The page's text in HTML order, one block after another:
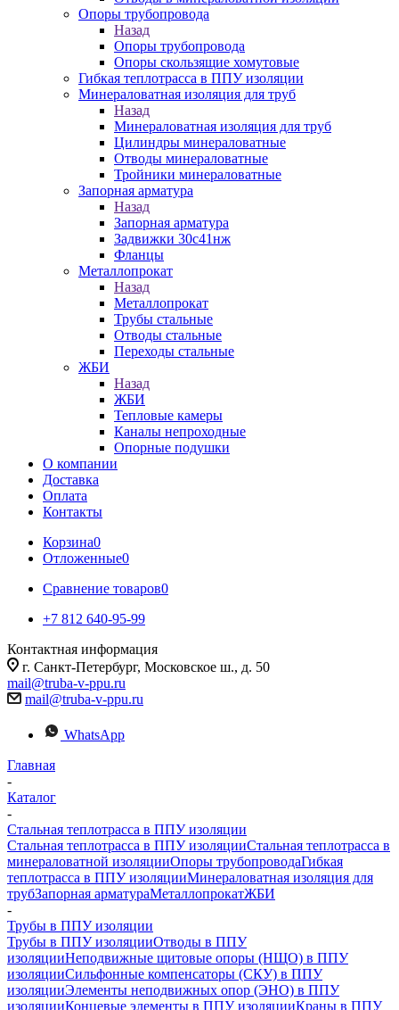
Опоры трубопровода
Назад
Опоры трубопровода
Опоры скользящие хомутовые
Гибкая теплотрасса в ППУ изоляции
Минераловатная изоляция для труб
Назад
Минераловатная изоляция для труб
Цилиндры минераловатные
Отводы минераловатные
Тройники минераловатные
Запорная арматура
Назад
Запорная арматура
Задвижки 30с41нж
Фланцы
Металлопрокат
Назад
Металлопрокат
Трубы стальные
Отводы стальные
Переходы стальные
ЖБИ
Назад
ЖБИ
Тепловые камеры
Каналы непроходные
Опорные подушки
О компании
Доставка
Оплата
Контакты
Корзина0
Отложенные0
Сравнение товаров0
+7 812 640-95-99
Контактная информация
г. Санкт-Петербург, Московское ш., д. 50
mail@truba-v-ppu.ru
mail@truba-v-ppu.ru
WhatsApp
Главная
-
Каталог
-
Стальная теплотрасса в ППУ изоляции
Стальная теплотрасса в ППУ изоляцииСтальная теплотрасса в
минераловатной изоляцииОпоры трубопроводаГибкая
теплотрасса в ППУ изоляцииМинераловатная изоляция для
трубЗапорная арматураМеталлопрокатЖБИ
-
Трубы в ППУ изоляции
Трубы в ППУ изоляцииОтводы в ППУ
изоляцииНеподвижные щитовые опоры (НЩО) в ППУ
изоляцииCильфонные компенсаторы (СКУ) в ППУ
изоляцииЭлементы неподвижных опор (ЭНО) в ППУ
изоляцииКонцевые элементы в ППУ изоляцииКраны в ППУ